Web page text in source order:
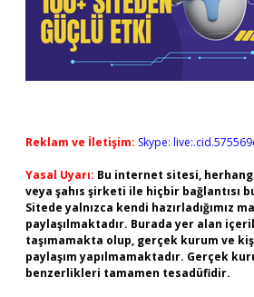
Reklam ve İletişim: Skype:
Yasal Uyarı: Bu internet sitesi,
veya şahıs şirketi ile hiçbir bağlantısı
Sitede yalnızca kendi hazırladığımız
paylaşılmaktadır. Burada yer alan
taşımamakta olup, gerçek kurum ve
paylaşım yapılmamaktadır. Gerçek
benzerlikleri tamamen tesadüfidir.